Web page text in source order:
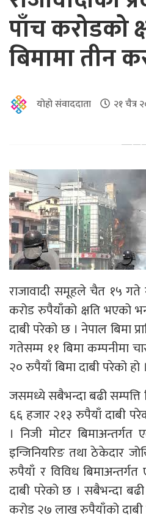
पाँच करोडको
बिमामा तीन
योहो संवाददाता २१ चैत्र
राजावादी समूहले चैत १५ गते
करोड रुपैयाँको क्षति भएको
दाबी परेको छ । नेपाल बिमा
गतेसम्म ११ बिमा कम्पनीमा
२० रुपैयाँ बिमा दाबी परेको हो ।
जसमध्ये सबैभन्दा बढी
६६ हजार २१३ रुपैयाँ दाबी
। निजी मोटर
इन्जिनियरिङ तथा ठेकेदार
रुपैयाँ र विविध
दाबी परेको छ । सबैभन्दा बढी
करोड २७ लाख रुपैयाँको